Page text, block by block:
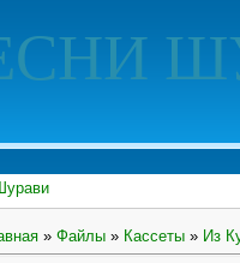
» Файлы » Кассеты » Из